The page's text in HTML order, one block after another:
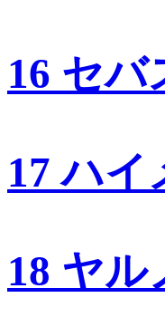
16 セ
17 ハ
18 ヤ